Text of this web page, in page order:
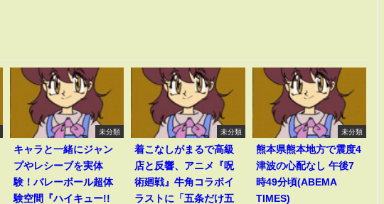
未分類
キャラと一緒にジャン
プやレシーブを実体
験！バレーボール超体
験空間『ハイキュー!!
未分類
着こなしがまるで高級
店と反響、アニメ『呪
術廻戦』牛角コラボイ
ラストに「五条だけ五
未分類
熊本県熊本地方で震度4
津波の心配なし 午後7
時49分頃(ABEMA
TIMES)